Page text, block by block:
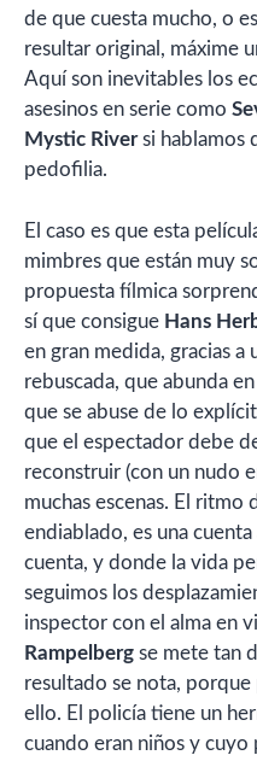
de que cuesta mucho, o
resultar original, máxime
Aquí son inevitables los
asesinos en serie como
Mystic Riversi hablamos
pedofilia.
El caso es que esta
mimbres que están muy
propuesta fílmica
sí que consigue Hans
en gran medida, gracias a
rebuscada, que abunda
que se abuse de lo
que el espectador debe
reconstruir (con un nudo
muchas escenas. El ritmo
endiablado, es una
cuenta, y donde la vida
seguimos los
inspector con el alma en
Rampelberg se mete tan
resultado se nota, porque
ello. El policía tiene un
cuando eran niños y cuyo